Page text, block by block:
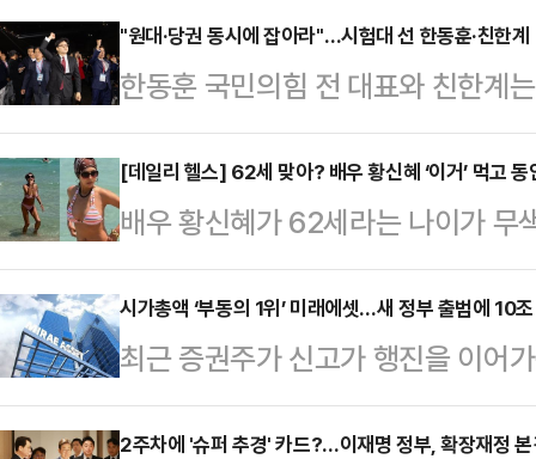
엽 변호사(53·사법연수원 27기)를
가 과거 이 대통령의 주요 형사 재
가운데 헌법 84조 해석 문제와 '4심
법재판소를 둘러싼 각종 논란의 향
권에 따르면, 대통령실은 이 변호
원 부장판사, …
"원대·당권 동시에 잡아라"…시험대 선 한동훈·친한계
한동훈 국민의힘 전 대표와 친한계
끼를 한 번에 잡을 수 있을까. 6·3
기 위한 모색이 파열음을 내며 이어
표 경선을 앞두고 한 전 대표와 친
집중되고 있다.9일 정치권에 따르
상대책위원장이 내놓은 당 혁신안
로 찬성하는 모양새다. 김 비대위원
엄 옹호자 윤리…
[데일리 헬스] 62세 맞아? 배우 황신혜 ‘이거’ 먹고
배우 황신혜가 62세라는 나이가 무
화제다.9일 황신혜는 자신의 소셜
변…#마요르카”라는 글과 함께 스
을 공개했다.사진 속 황신혜는 해변
움을 즐기고 있다. 특히 황신혜는
시가총액 ‘부동의 1위’ 미래에셋…새 정부 출범에 10
최근 증권주가 신고가 행진을 이어
도 더욱 치열해지고 있다. 새 정부
2주차에 '슈퍼 추경' 카드?…이재명 정부, 확장재정 본